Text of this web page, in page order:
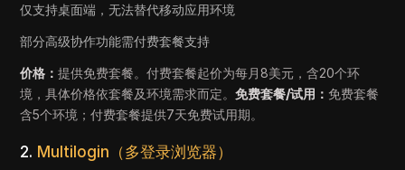
仅支持桌面端，无法替代移动应用环境
部分高级协作功能需付费套餐支持
价格：提供免费套餐。付费套餐起价为每月8美元，含20个环
境，具体价格依套餐及环境需求而定。免费套餐/试用：免费套餐
含5个环境；付费套餐提供7天免费试用期。
2. Multilogin（多登录浏览器）